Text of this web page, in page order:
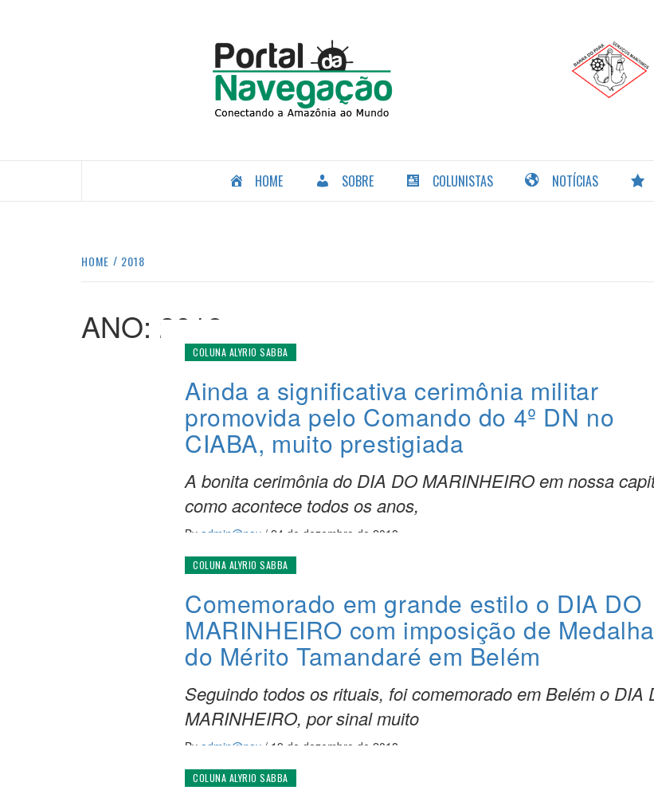
HOME SOBRE COLUNISTAS NOTÍCIAS
HOME 2018
ANO: 2018
COLUNA ALYRIO SABBA
Ainda a significativa cerimônia militar
promovida pelo Comando do 4º DN no
CIABA, muito prestigiada
A bonita cerimônia do DIA DO MARINHEIRO em nossa
como acontece todos os anos,
By admin@nav / 24 de dezembro de 2018
COLUNA ALYRIO SABBA
Comemorado em grande estilo o DIA DO
MARINHEIRO com imposição de
do Mérito Tamandaré em Belém
Seguindo todos os rituais, foi comemorado em Belém o DIA
MARINHEIRO, por sinal muito
By admin@nav / 19 de dezembro de 2018
COLUNA ALYRIO SABBA